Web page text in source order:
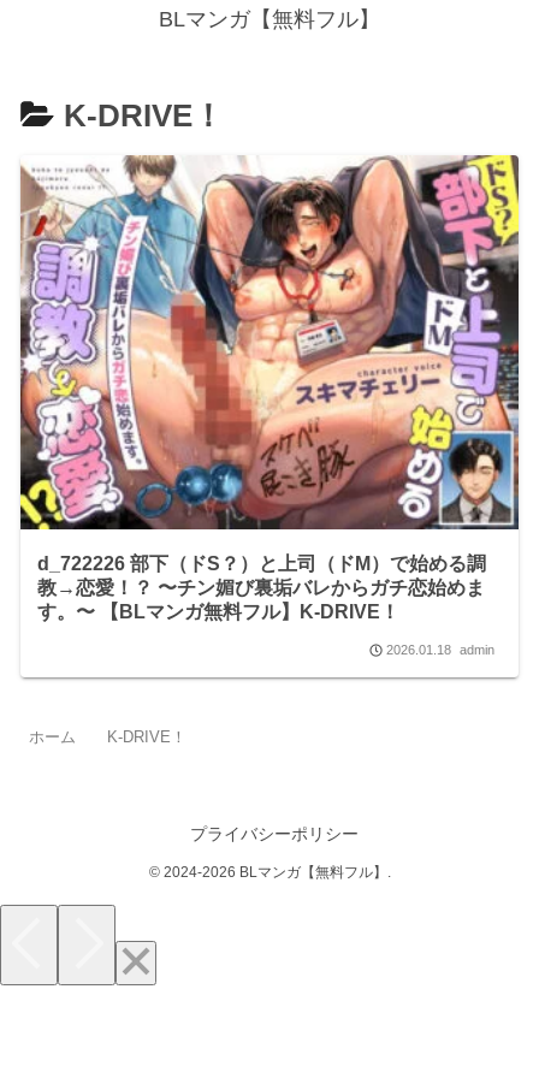
BLマンガ【無料フル】
K-DRIVE！
d_722226 部下（ドS？）と上司（ドM）で始める調
教→恋愛！？ 〜チン媚び裏垢バレからガチ恋始めま
す。〜 【BLマンガ無料フル】K-DRIVE！
2026.01.18 admin
ホーム K-DRIVE！
プライバシーポリシー
© 2024-2026 BLマンガ【無料フル】.